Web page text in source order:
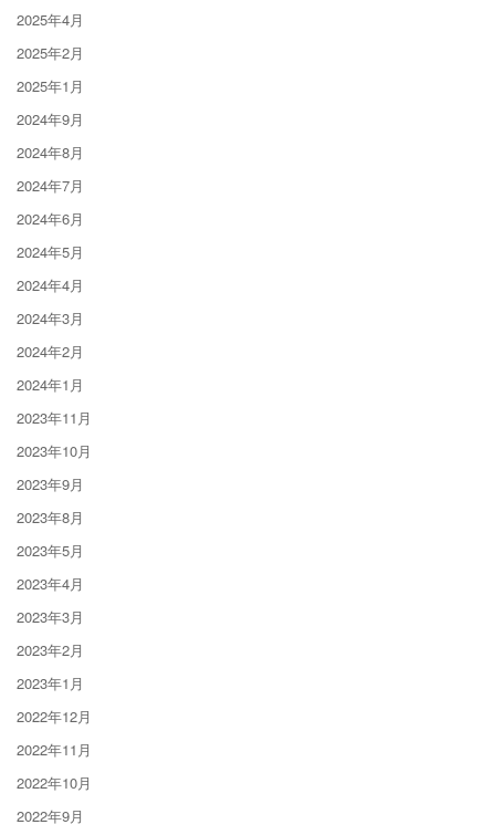
2025年4月
2025年2月
2025年1月
2024年9月
2024年8月
2024年7月
2024年6月
2024年5月
2024年4月
2024年3月
2024年2月
2024年1月
2023年11月
2023年10月
2023年9月
2023年8月
2023年5月
2023年4月
2023年3月
2023年2月
2023年1月
2022年12月
2022年11月
2022年10月
2022年9月